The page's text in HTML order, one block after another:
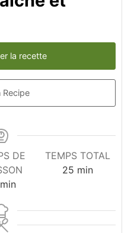
la recette
Recipe
DE
min
TEMPS TOTAL
25minutes
min